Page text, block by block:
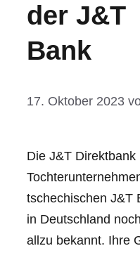
der J&T
Bank
17. Oktober 2023
Die J&T Direktbank
tschechischen J&T
in Deutschland
allzu bekannt. Ihre